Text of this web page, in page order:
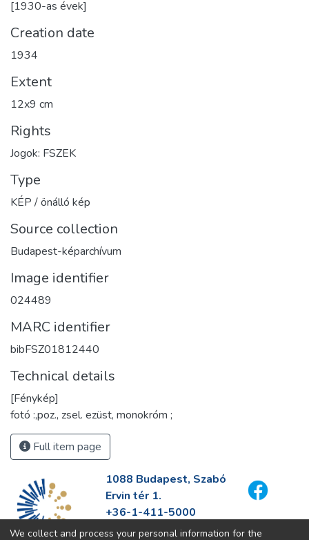
[1930-as évek]
Creation date
1934
Extent
12x9 cm
Rights
Jogok: FSZEK
Type
KÉP / önálló kép
Source collection
Budapest-képarchívum
Image identifier
024489
MARC identifier
bibFSZ01812440
Technical details
[Fénykép]
fotó :,poz., zsel. ezüst, monokróm ;
Full item page
1088 Budapest, Szabó
Ervin tér 1.
+36-1-411-5000
info@fszek.hu
We collect and process your personal information for the